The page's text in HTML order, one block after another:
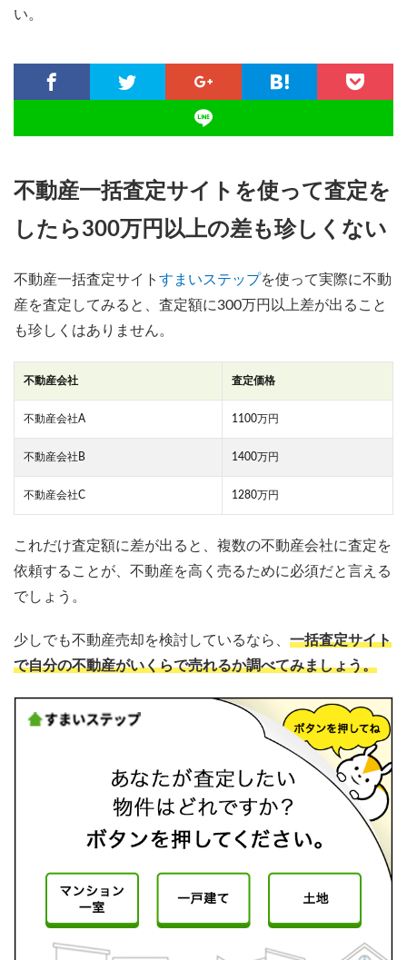
い。
不動産一括査定サイトを使って査定を
したら300万円以上の差も珍しくない
不動産一括査定サイト すまいステップを使って実際に不動
産を査定してみると、査定額に300万円以上差が出ること
も珍しくはありません。
不動産会社 査定価格
不動産会社A 1100万円
不動産会社B 1400万円
不動産会社C 1280万円
これだけ査定額に差が出ると、複数の不動産会社に査定を
依頼することが、不動産を高く売るために必須だと言える
でしょう。
少しでも不動産売却を検討しているなら、 一括査定サイト
で自分の不動産がいくらで売れるか調べてみましょう。